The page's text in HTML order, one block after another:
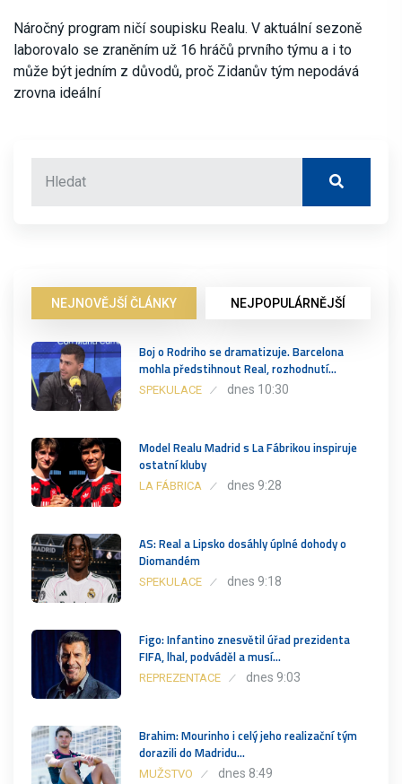
Náročný program ničí soupisku Realu. V aktuální sezoně
laborovalo se zraněním už 16 hráčů prvního týmu a i to
může být jedním z důvodů, proč Zidanův tým nepodává
zrovna ideální
NEJNOVĚJŠÍ ČLÁNKY NEJPOPULÁRNĚJŠÍ
Boj o Rodriho se dramatizuje. Barcelona
mohla předstihnout Real, rozhodnutí…
SPEKULACE dnes 10:30
Model Realu Madrid s La Fábrikou inspiruje
ostatní kluby
LA FÁBRICA dnes 9:28
AS: Real a Lipsko dosáhly úplné dohody o
Diomandém
SPEKULACE dnes 9:18
Figo: Infantino znesvětil úřad prezidenta
FIFA, lhal, podváděl a musí…
REPREZENTACE dnes 9:03
Brahim: Mourinho i celý jeho realizační tým
dorazili do Madridu…
MUŽSTVO dnes 8:49